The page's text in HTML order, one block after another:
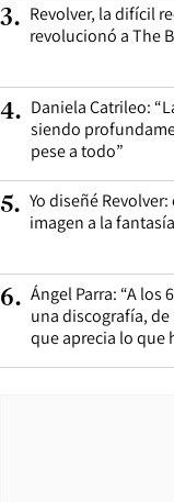
3. Revolver, la difícil
revolucionó a The
4. Daniela Catrileo:
siendo
pese a todo”
5. Yo diseñé
imagen a la
6. Ángel Parra: “A los
una discografía, de
que aprecia lo que